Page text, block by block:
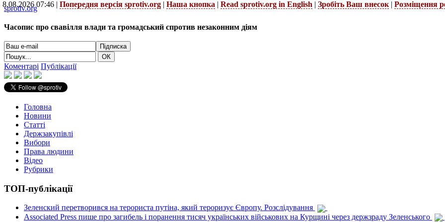
8.08.2026 07:46 | Попередня версія sprotiv.org | Наша кнопка | Read sprotiv.org in English | Зробіть Ваш внесок | Розміщення
sprotiv.org
Часопис про свавілля влади та громадський спротив незаконним діям
Коментарі Публікації
Головна
Новини
Статті
Держзакупівлі
Вибори
Права людини
Відео
Рубрики
ТОП-публікації
Зеленский перетворився на терориста путіна, який тероризує Європу. Розслідування
Associated Press пише про загибель і поранення тисяч українських військових на Курщині через держзраду Зеленського